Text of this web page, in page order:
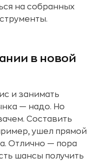
на собранных
в новой
и занимать
— надо. Но
Составить
ушел прямой
Отлично — пора
шансы получить